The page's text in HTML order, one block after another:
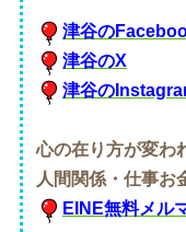
津谷の
津谷のX
津谷の
心の在り方が変わ
人間関係・仕事お
EINE無料メル